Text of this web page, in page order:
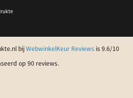
bijWebwinkelKeur Reviewsis 9.6/10
op 90 reviews.